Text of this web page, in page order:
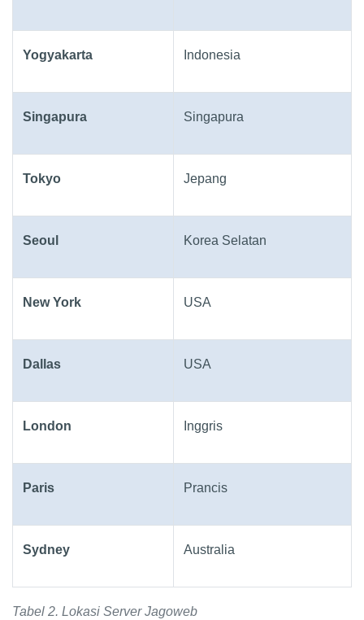
Tabel 2. Lokasi Server Jagoweb
Yogyakarta Indonesia
Singapura Singapura
Tokyo Jepang
Seoul Korea Selatan
New York USA
Dallas USA
London Inggris
Paris Prancis
Sydney Australia